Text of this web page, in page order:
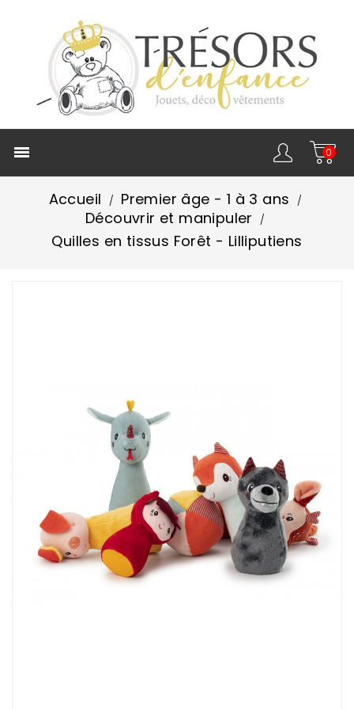
 0
Accueil
Premier âge - 1 à 3 ans
Découvrir et manipuler
Quilles en tissus Forêt - Lilliputiens